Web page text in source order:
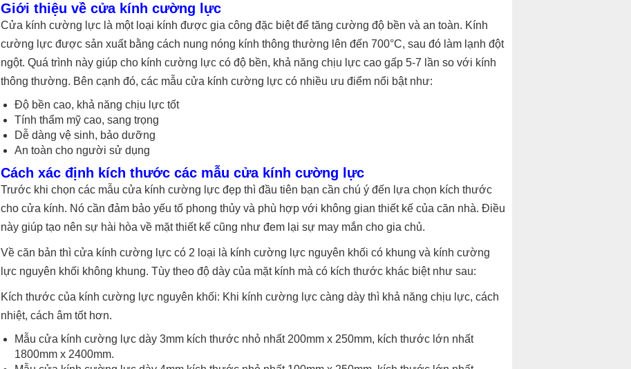
Giới thiệu về cửa kính cường lực
Cửa kính cường lực là một loại kính được gia công đặc biệt để tăng cường độ bền và an toàn. Kính
cường lực được sản xuất bằng cách nung nóng kính thông thường lên đến 700°C, sau đó làm lạnh đột
ngột. Quá trình này giúp cho kính cường lực có độ bền, khả năng chịu lực cao gấp 5-7 lần so với kính
thông thường. Bên cạnh đó, các mẫu cửa kính cường lực có nhiều ưu điểm nổi bật như:
Độ bền cao, khả năng chịu lực tốt
Tính thẩm mỹ cao, sang trọng
Dễ dàng vệ sinh, bảo dưỡng
An toàn cho người sử dụng
Cách xác định kích thước các mẫu cửa kính cường lực
Trước khi chọn các mẫu cửa kính cường lực đẹp thì đầu tiên bạn cần chú ý đến lựa chọn kích thước
cho cửa kính. Nó cần đảm bảo yếu tố phong thủy và phù hợp với không gian thiết kế của căn nhà. Điều
này giúp tạo nên sự hài hòa về mặt thiết kế cũng như đem lại sự may mắn cho gia chủ.
Về căn bản thì cửa kính cường lực có 2 loại là kính cường lực nguyên khối có khung và kính cường
lực nguyên khối không khung. Tùy theo độ dày của mặt kính mà có kích thước khác biệt như sau:
Kích thước của kính cường lực nguyên khối: Khi kính cường lực càng dày thì khả năng chịu lực, cách
nhiệt, cách âm tốt hơn.
Mẫu cửa kính cường lực dày 3mm kích thước nhỏ nhất 200mm x 250mm, kích thước lớn nhất
1800mm x 2400mm.